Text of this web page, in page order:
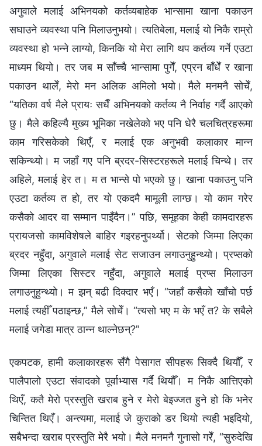
अगुवाले मलाई अभिनयको कर्तव्यबाहेक भान्सामा खाना पकाउन
सघाउने व्यवस्था पनि मिलाउनुभयो। त्यतिबेला, मलाई यो निकै राम्रो
व्यवस्था हो भन्ने लाग्यो, किनकि यो मेरा लागि थप कर्तव्य गर्ने एउटा
माध्यम थियो। तर जब म साँच्चै भान्सामा पुगेँ, एप्रन बाँधेँ र खाना
पकाउन थालेँ, मेरो मन अलिक अमिलो भयो। मैले मनमनै सोचेँ,
“यतिका वर्ष मैले प्रायः सधैँ अभिनयको कर्तव्य नै निर्वाह गर्दै आएको
छु। मैले कहिल्यै मुख्य भूमिका नखेलेको भए पनि धेरै चलचित्रहरूमा
काम गरिसकेको थिएँ, र मलाई एक अनुभवी कलाकार मान्न
सकिन्थ्यो। म जहाँ गए पनि ब्रदर-सिस्टरहरूले मलाई चिन्थे। तर
अहिले, मलाई हेर त। म त भान्से पो भएको छु। खाना पकाउनु पनि
एउटा कर्तव्य त हो, तर यो एकदमै मामूली लाग्छ। यो काम गरेर
कसैको आदर वा सम्मान पाइँदैन।” पछि, समूहका केही कामदारहरू
प्रायजसो कामविशेषले बाहिर गइरहनुपर्थ्यो। सेटको जिम्मा लिएका
ब्रदर नहुँदा, अगुवाले मलाई सेट सजाउन लगाउनुहुन्थ्यो। प्रप्सको
जिम्मा लिएका सिस्टर नहुँदा, अगुवाले मलाई प्रप्स मिलाउन
लगाउनुहुन्थ्यो। म झन् बढी दिक्दार भएँ। “जहाँ कसैको खाँचो पर्छ
मलाई त्यहीँ पठाइन्छ,” मैले सोचेँ। “त्यसो भए म के भएँ त? के सबैले
मलाई जगेडा मात्र ठान्न थाल्नेछन्?”
एकपटक, हामी कलाकारहरू सँगै पेसागत सीपहरू सिक्दै थियौँ, र
पालैपालो एउटा संवादको पूर्वाभ्यास गर्दै थियौँ। म निकै आत्तिएको
थिएँ, कतै मेरो प्रस्तुति खराब हुने र मेरो बेइज्जत हुने हो कि भनेर
चिन्तित थिएँ। अन्त्यमा, मलाई जे कुराको डर थियो त्यही भइदियो,
सबैभन्दा खराब प्रस्तुति मेरै भयो। मैले मनमनै गुनासो गरेँ, “सुरुदेखि